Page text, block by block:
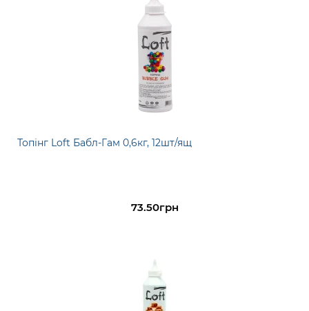
Топінг Loft Бабл-Гам 0,6кг, 12шт/ящ
73.50грн